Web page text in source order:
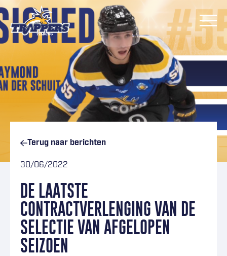
Ga naar inhoud
Terug naar berichten
30/06/2022
DE LAATSTE
CONTRACTVERLENGING VAN DE
SELECTIE VAN AFGELOPEN
SEIZOEN